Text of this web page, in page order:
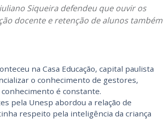
Siqueira defendeu que ouvir os
docente e retenção de alunos também
na Casa Educação, capital paulista
o conhecimento de gestores,
é constante.
pela Unesp abordou a relação de
respeito pela inteligência da criança